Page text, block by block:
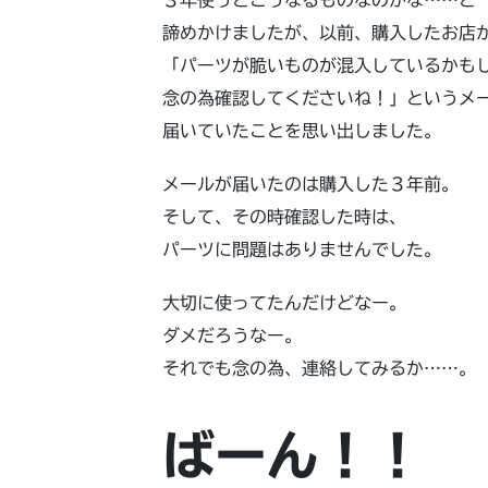
諦めかけましたが、以前、購入したお店
「パーツが脆いものが混入しているかも
念の為確認してくださいね！」というメ
届いていたことを思い出しました。
メールが届いたのは購入した３年前。
そして、その時確認した時は、
パーツに問題はありませんでした。
大切に使ってたんだけどなー。
ダメだろうなー。
それでも念の為、連絡してみるか……。
ばーん！！